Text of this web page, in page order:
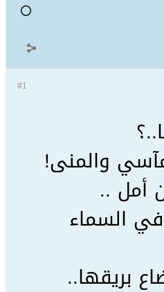
#1
والمنى!
أمل ..
السماء
بريقها..